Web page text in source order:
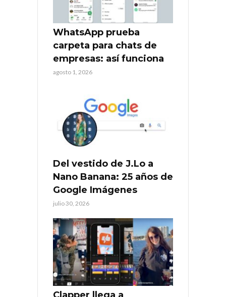
WhatsApp prueba
carpeta para chats de
empresas: así funciona
agosto 1, 2026
Del vestido de J.Lo a
Nano Banana: 25 años de
Google Imágenes
julio 30, 2026
Clapper llega a